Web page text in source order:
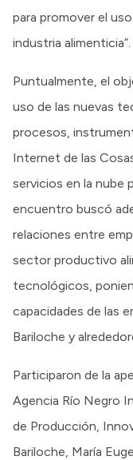
para promover el
industria alimenticia”.
Puntualmente, el
uso de las nuevas
procesos,
Internet de las
servicios en la nube
encuentro buscó
relaciones entre
sector productivo
tecnológicos,
capacidades de las
Bariloche y
Participaron de la
Agencia Río Negro
de Producción,
Bariloche, María